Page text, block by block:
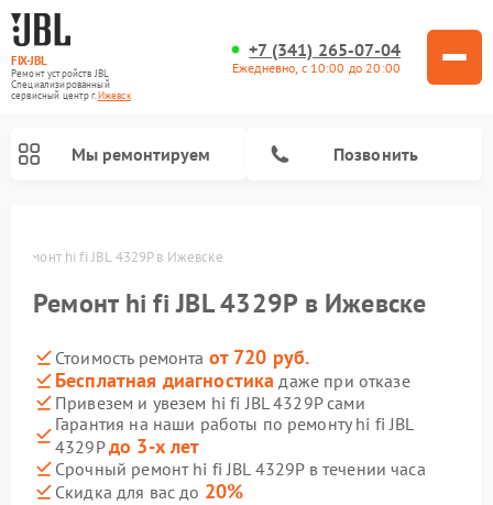
FIX-JBL
Ремонт устройств JBL
Специализированный
cервисный центр г.Ижевск
+7 (341) 265-07-04
Ежедневно, с 10:00 до 20:00
Мы ремонтируем Позвонить
Ремонт hi fi JBL 4329P в Ижевске
Ремонт hi fi JBL 4329P в Ижевске
Стоимость ремонта от 720 руб.
Бесплатная диагностика даже при отказе
Привезем и увезем hi fi JBL 4329P сами
Гарантия на наши работы по ремонту hi fi JBL
4329Pдо 3-х лет
Срочный ремонт hi fi JBL 4329P в течении часа
Скидка для вас до 20%